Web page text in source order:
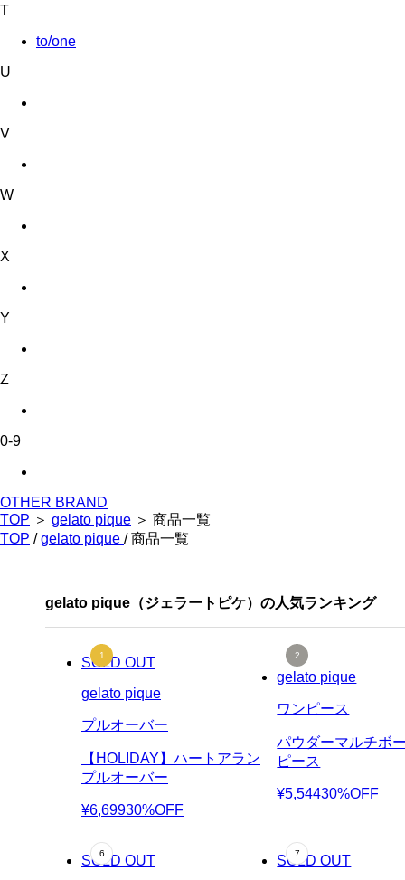
T
to/one
U
V
W
X
Y
Z
0-9
OTHER BRAND
TOP ＞ gelato pique ＞ 商品一覧
TOP /gelato pique / 商品一覧
gelato pique（ジェラートピケ）の人気ランキング
SOLD OUT
gelato pique
プルオーバー
【HOLIDAY】ハートアラン
プルオーバー
¥6,69930%OFF
gelato pique
ワンピース
パウダーマルチボ
ピース
¥5,54430%OFF
SOLD OUT SOLD OUT